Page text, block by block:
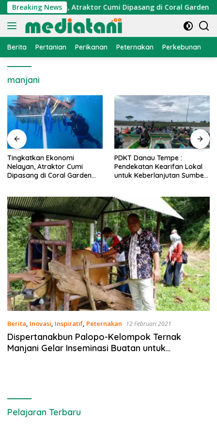
Langsung
ke
konten
Breaking News
Nelayan, Atraktor Cumi Dipasang di Coral Garden
Berita Pertanian Perikanan Peternakan Perkebunan
manjani
PDKT Danau Tempe :
Pendekatan Kearifan Lokal
untuk Keberlanjutan Sumber
Cara Mengatasi Penyakit
PMK pada Sapi Perah Secara
Alami dan Medis
Berita, Inovasi, Inspiratif, Peternakan 12 Februari 2021
Dispertanakbun Palopo-Kelompok Ternak
Manjani Gelar Inseminasi Buatan untuk
Pelajaran Terbaru